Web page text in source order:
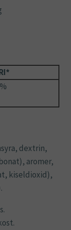
dextrin,
aromer,
kiseldioxid),